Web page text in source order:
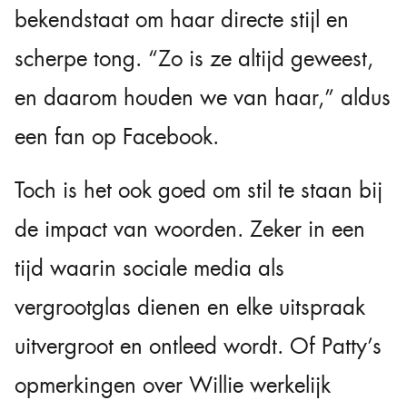
bekendstaat om haar directe stijl en
scherpe tong. “Zo is ze altijd geweest,
en daarom houden we van haar,” aldus
een fan op Facebook.
Toch is het ook goed om stil te staan bij
de impact van woorden. Zeker in een
tijd waarin sociale media als
vergrootglas dienen en elke uitspraak
uitvergroot en ontleed wordt. Of Patty’s
opmerkingen over Willie werkelijk